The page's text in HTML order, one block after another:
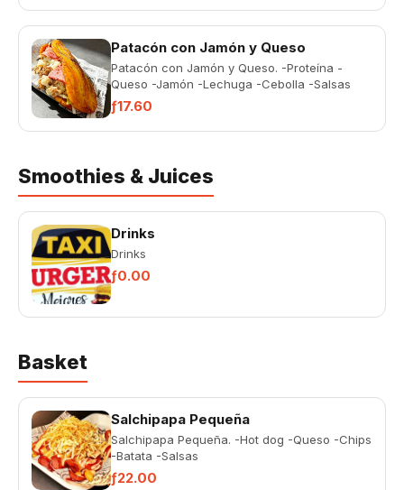
Patacón con Jamón y Queso
Patacón con Jamón y Queso. -Proteína -
Queso -Jamón -Lechuga -Cebolla -Salsas
ƒ17.60
Smoothies & Juices
Drinks
Drinks
ƒ0.00
Basket
Salchipapa Pequeña
Salchipapa Pequeña. -Hot dog -Queso -Chips
-Batata -Salsas
ƒ22.00